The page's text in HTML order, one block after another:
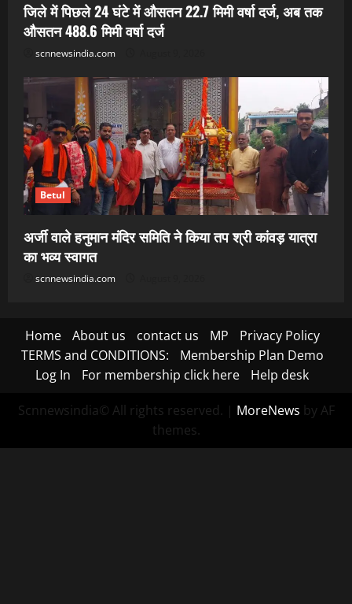
जिले में पिछले 24 घंटे में औसतन 22.7 मिमी वर्षा दर्ज, अब तक
औसतन 488.6 मिमी वर्षा दर्ज
scnnewsindia.com
Betul
अर्जी वाले हनुमान मंदिर समिति ने किया तप श्री कांवड़ यात्रा
का भव्य स्वागत
scnnewsindia.com
Home About us contact us MP
Privacy Policy
TERMS and CONDITIONS:
Membership Plan Demo
Log In
For membership click here Help desk
Scnnewsindia© All rights reserved. | MoreNews by AF
themes.